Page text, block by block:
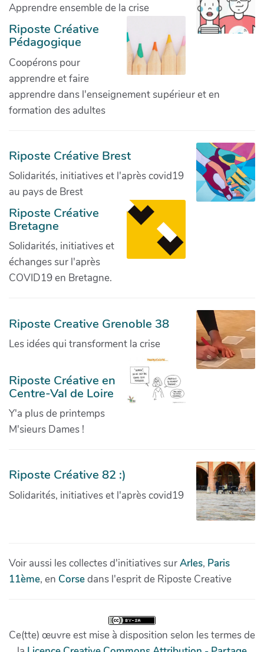
Apprendre ensemble de la crise
Riposte Créative
Pédagogique
Coopérons pour
apprendre et faire
apprendre dans l'enseignement supérieur et en
formation des adultes
Riposte Créative Brest
Solidarités, initiatives et l'après covid19
au pays de Brest
Riposte Créative
Bretagne
Solidarités, initiatives et
échanges sur l'après
COVID19 en Bretagne.
Riposte Creative Grenoble 38
Les idées qui transforment la crise
Riposte Créative en
Centre-Val de Loire
Y'a plus de printemps
M'sieurs Dames !
Riposte Créative 82 :)
Solidarités, initiatives et l'après covid19
Voir aussi les collectes d'initiatives surArles, Paris
11ème, en Corsedans l'esprit de Riposte Creative
Ce(tte) œuvre est mise à disposition selon les termes de